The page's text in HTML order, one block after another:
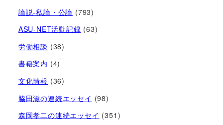
論説-私論・公論 (793)
ASU-NET活動記録 (63)
労働相談 (38)
書籍案内 (4)
文化情報 (36)
脇田滋の連続エッセイ (98)
森岡孝二の連続エッセイ (351)